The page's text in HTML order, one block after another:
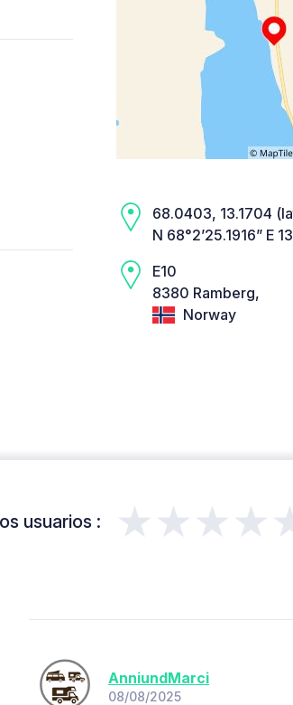
68.0403, 13.1704
N 68°2’25.1916” E
E10
8380 Ramberg,
Norway
usuarios :
AnniundMarci
08/08/2025